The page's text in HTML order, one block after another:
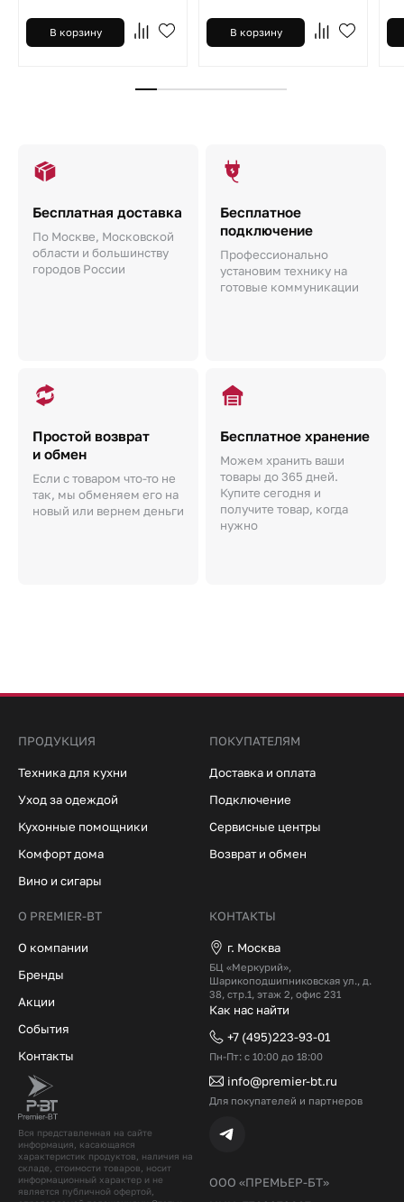
В корзину В корзину
Бесплатная доставка
По Москве, Московской
области и большинству
городов России
Бесплатное
подключение
Профессионально
установим технику на
готовые коммуникации
Простой возврат
и обмен
Если с товаром что-то не
так, мы обменяем его на
новый или вернем деньги
Бесплатное хранение
Можем хранить ваши
товары до 365 дней.
Купите сегодня и
получите товар, когда
нужно
Вся представленная на сайте
информация, касающаяся
характеристик продуктов, наличия на
складе, стоимости товаров, носит
информационный характер и не
является публичной офертой,
ООО «ПРЕМЬЕР-БТ»
ПРОДУКЦИЯ
Техника для кухни
Уход за одеждой
Кухонные помощники
Комфорт дома
Вино и сигары
ПОКУПАТЕЛЯМ
Доставка и оплата
Подключение
Сервисные центры
Возврат и обмен
О PREMIER-BT
О компании
Бренды
Акции
События
Контакты
КОНТАКТЫ
г. Москва
БЦ «Меркурий»,
Шарикоподшипниковская ул., д.
38, стр.1, этаж 2, офис 231
Как нас найти
+7 (495)223-93-01
Пн-Пт: с 10:00 до 18:00
info@premier-bt.ru
Для покупателей и партнеров